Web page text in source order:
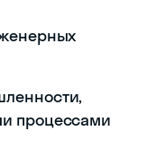
процессами